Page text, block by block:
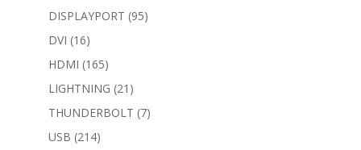
products
DISPLAYPORT 9595
DVI 1616
products
HDMI 165165
products
LIGHTNING 21 21
products
THUNDERBOLT 77
USB 214214